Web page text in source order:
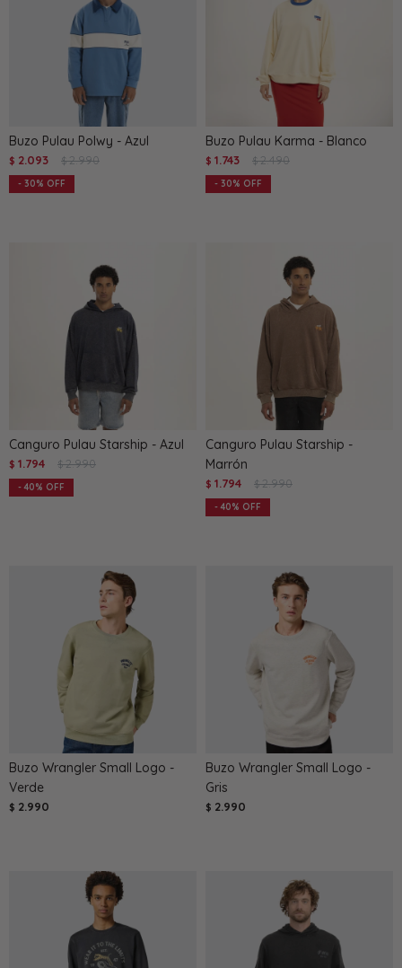
Buzo Pulau Polwy - Azul
$ 2.093 $ 2.990
30
Buzo Pulau Karma - Blanco
$ 1.743 $ 2.490
30
Canguro Pulau Starship - Azul
$ 1.794 $ 2.990
40
Canguro Pulau Starship -
Marrón
$ 1.794 $ 2.990
40
Buzo Wrangler Small Logo -
Verde
$ 2.990
Buzo Wrangler Small Logo -
Gris
$ 2.990